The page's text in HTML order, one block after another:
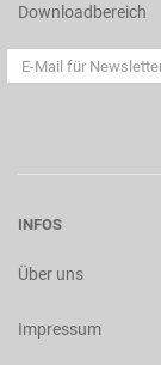
Downloadbereich
INFOS
Über uns
Impressum